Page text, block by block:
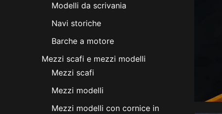
Modelli da scrivania
Navi storiche
Barche a motore
Mezzi scafi e mezzi modelli
Mezzi scafi
Mezzi modelli
Mezzi modelli con cornice in